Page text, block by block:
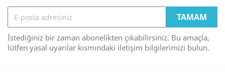
İstediğiniz bir zaman abonelikten çıkabilirsiniz. Bu amaçla,
lütfen yasal uyarılar kısmındaki iletişim bilgilerimizi bulun.